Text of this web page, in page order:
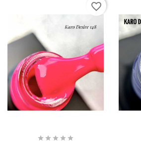
    
favorite_border